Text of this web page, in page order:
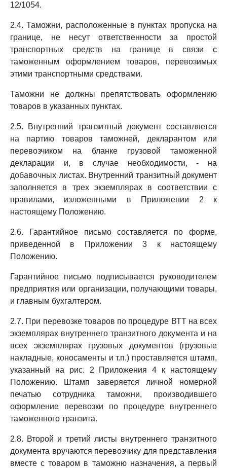
12/1054.
2.4. Таможни, расположенные в пунктах пропуска на
границе, не несут ответственности за простой
транспортных средств на границе в связи с
таможенным оформлением товаров, перевозимых
этими транспортными средствами.
Таможни не должны препятствовать оформлению
товаров в указанных пунктах.
2.5. Внутренний транзитный документ составляется
на партию товаров таможней, декларантом или
перевозчиком на бланке грузовой таможенной
декларации и, в случае необходимости, - на
добавочных листах. Внутренний транзитный документ
заполняется в трех экземплярах в соответствии с
правилами, изложенными в Приложении 2 к
настоящему Положению.
2.6. Гарантийное письмо составляется по форме,
приведенной в Приложении 3 к настоящему
Положению.
Гарантийное письмо подписывается руководителем
предприятия или организации, получающими товары,
и главным бухгалтером.
2.7. При перевозке товаров по процедуре ВТТ на всех
экземплярах внутреннего транзитного документа и на
всех экземплярах грузовых документов (грузовые
накладные, коносаменты и т.п.) проставляется штамп,
указанный на рис. 2 Приложения 4 к настоящему
Положению. Штамп заверяется личной номерной
печатью сотрудника таможни, производившего
оформление перевозки по процедуре внутреннего
таможенного транзита.
2.8. Второй и третий листы внутреннего транзитного
документа вручаются перевозчику для представления
вместе с товаром в таможню назначения, а первый